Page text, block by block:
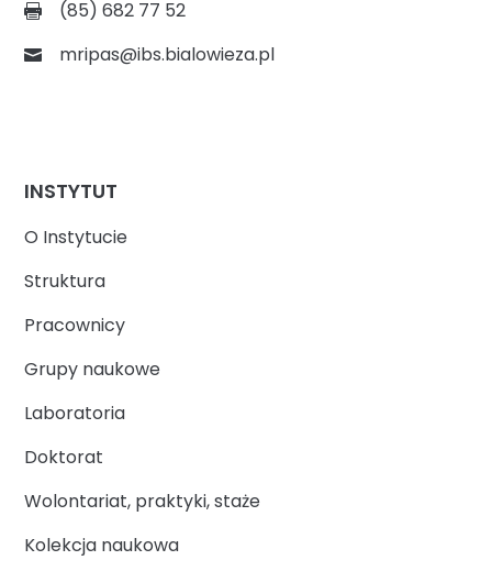
(85) 682 77 52
mripas@ibs.bialowieza.pl
INSTYTUT
O Instytucie
Struktura
Pracownicy
Grupy naukowe
Laboratoria
Doktorat
Wolontariat, praktyki, staże
Kolekcja naukowa